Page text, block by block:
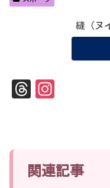
縫（ヌ
Th
m
関連記事